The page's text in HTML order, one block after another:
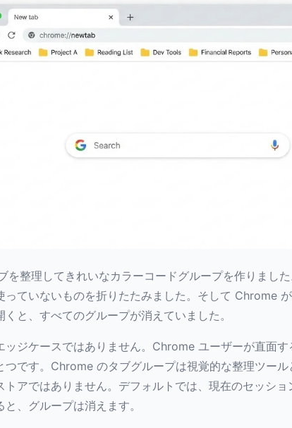
を整理してきれいなカラーコードグループを作りました
っていないものを折りたたみました。そして Chrome
と、すべてのグループが消えていました。
ッジケースではありません。Chrome ユーザーが直面
つです。Chrome のタブグループは視覚的な整理ツー
トアではありません。デフォルトでは、現在のセッショ
、グループは消えます。